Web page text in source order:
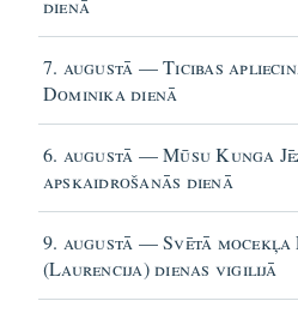
dienā
7. augustā — Ticibas
Dominika dienā
6. augustā — Mūsu Kunga
apskaidrošanās dienā
9. augustā — Svētā mocekļa
(Laurencija) dienas vigilijā